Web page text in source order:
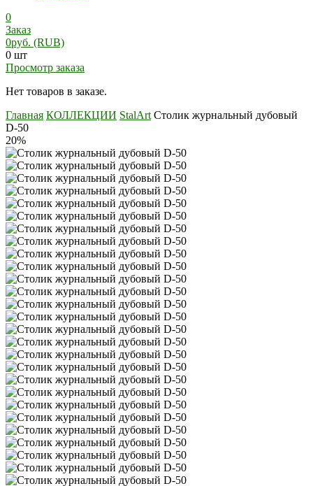
0
Заказ
0руб. (RUB)
0 шт
Просмотр заказа
Нет товаров в заказе.
Главная КОЛЛЕКЦИИ StalArt Столик журнальный дубовый
D-50
20%